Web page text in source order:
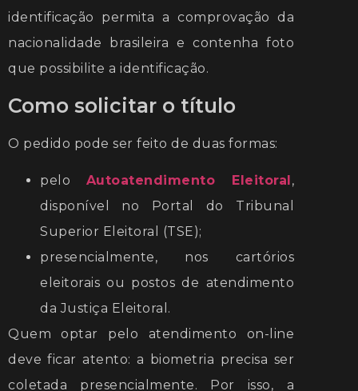
identificação permita a comprovação da
nacionalidade brasileira e contenha foto
que possibilite a identificação.
Como solicitar o título
O pedido pode ser feito de duas formas:
pelo Autoatendimento Eleitoral ,
disponível no Portal do Tribunal
Superior Eleitoral (TSE);
presencialmente, nos cartórios
eleitorais ou postos de atendimento
da Justiça Eleitoral.
Quem optar pelo atendimento on-line
deve ficar atento: a biometria precisa ser
coletada presencialmente. Por isso, a